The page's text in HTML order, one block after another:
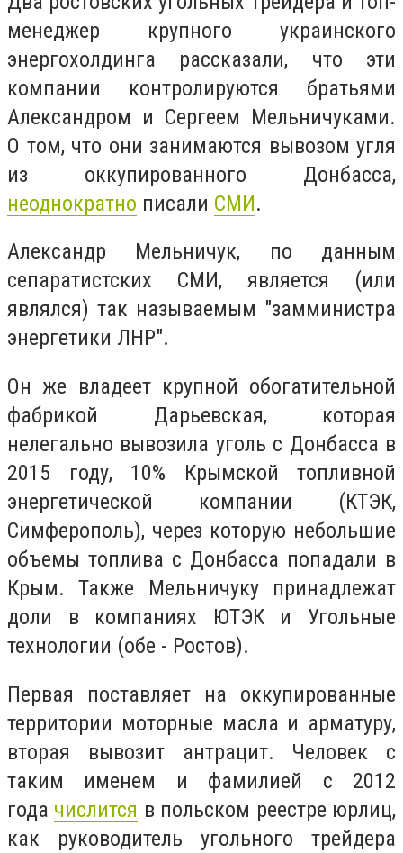
менеджер крупного украинского
энергохолдинга рассказали, что эти
компании контролируются братьями
Александром и Сергеем Мельничуками.
О том, что они занимаются вывозом угля
из оккупированного Донбасса,
неоднократно писали СМИ.
Александр Мельничук, по данным
сепаратистских СМИ, является (или
являлся) так называемым "замминистра
энергетики ЛНР".
Он же владеет крупной обогатительной
фабрикой Дарьевская, которая
нелегально вывозила уголь с Донбасса в
2015 году, 10% Крымской топливной
энергетической компании (КТЭК,
Симферополь), через которую небольшие
объемы топлива с Донбасса попадали в
Крым. Также Мельничуку принадлежат
доли в компаниях ЮТЭК и Угольные
технологии (обе - Ростов).
Первая поставляет на оккупированные
территории моторные масла и арматуру,
вторая вывозит антрацит. Человек с
таким именем и фамилией с 2012
года числится в польском реестре юрлиц,
как руководитель угольного трейдера